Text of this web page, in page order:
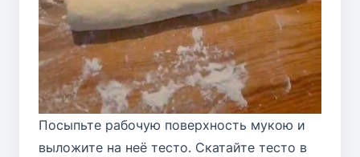
Посыпьте рабочую поверхность мукою и
выложите на неё тесто. Скатайте тесто в